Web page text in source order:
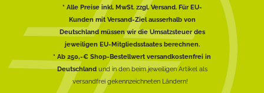
* Alle Preise inkl. MwSt. zzgl. Versand. Für EU-
Kunden mit Versand-Ziel ausserhalb von
Deutschland müssen wir die Umsatzsteuer des
jeweiligen EU-Mitgliedsstaates berechnen.
* Ab 250,-€ Shop-Bestellwert versandkostenfrei in
Deutschlandund in den beim jeweiligen Artikel als
versandfrei gekennzeichneten Ländern!